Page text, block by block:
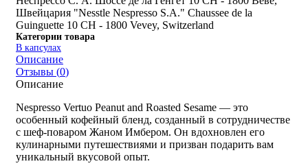
Швейцария "Nesstle Nespresso S.A." Chaussee de la
Guinguette 10 CH - 1800 Vevey, Switzerland
Категории товара
В капсулах
Описание
Отзывы (0)
Описание
Nespresso Vertuo Peanut and Roasted Sesame — это
особенный кофейный бленд, созданный в сотрудничестве
с шеф-поваром Жаном Имбером. Он вдохновлен его
кулинарными путешествиями и призван подарить вам
уникальный вкусовой опыт.